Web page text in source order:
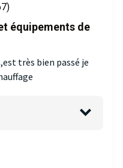
équipements de
très bien passé je